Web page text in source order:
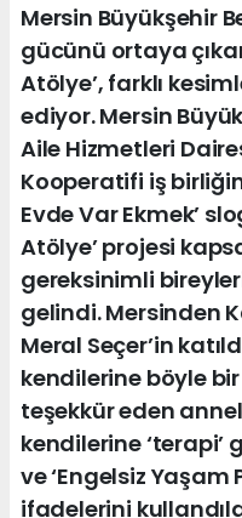
Mersin Büyükşehir
gücünü ortaya
Atölye’, farklı
ediyor. Mersin
Aile Hizmetleri
Kooperatifi iş
Evde Var Ekmek’
Atölye’ projesi
gereksinimli
gelindi. Mersinden
Meral Seçer’in
kendilerine böyle
teşekkür eden
kendilerine
ve ‘Engelsiz Yaşam
ifadelerini